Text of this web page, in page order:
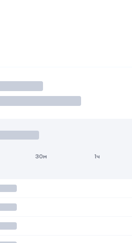
30м 1ч